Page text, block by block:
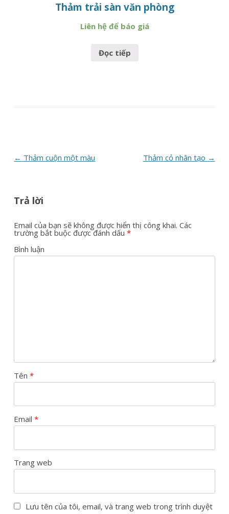
Thảm trải sàn văn phòng
Liên hệ để báo giá
Đọc tiếp
Post
← Thảm cuộn một màu Thảm cỏ nhân tạo →
Trả lời
Email của bạn sẽ không được hiển thị công khai. Các
trường bắt buộc được đánh dấu*
Bình luận
Tên*
Email*
Trang web
Lưu tên của tôi, email, và trang web trong trình duyệt